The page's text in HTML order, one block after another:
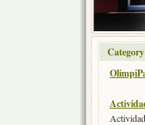
Category